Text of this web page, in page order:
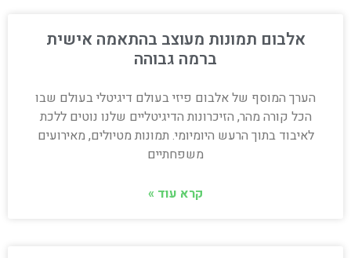
אלבום תמונות מעוצב בהתאמה אישית
ברמה גבוהה
הערך המוסף של אלבום פיזי בעולם דיגיטלי בעולם שבו
הכל קורה מהר, הזיכרונות הדיגיטליים שלנו נוטים ללכת
לאיבוד בתוך הרעש היומיומי. תמונות מטיולים, מאירועים
משפחתיים
קרא עוד »